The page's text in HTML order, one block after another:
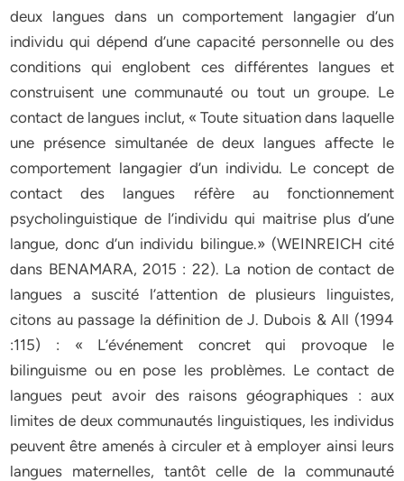
deux langues dans un comportement langagier d’un
individu qui dépend d’une capacité personnelle ou des
conditions qui englobent ces différentes langues et
construisent une communauté ou tout un groupe. Le
contact de langues inclut, « Toute situation dans laquelle
une présence simultanée de deux langues affecte le
comportement langagier d’un individu. Le concept de
contact des langues réfère au fonctionnement
psycholinguistique de l’individu qui maitrise plus d’une
langue, donc d’un individu bilingue.» (WEINREICH cité
dans BENAMARA, 2015 : 22). La notion de contact de
langues a suscité l’attention de plusieurs linguistes,
citons au passage la définition de J. Dubois & All (1994
:115) : « L’événement concret qui provoque le
bilinguisme ou en pose les problèmes. Le contact de
langues peut avoir des raisons géographiques : aux
limites de deux communautés linguistiques, les individus
peuvent être amenés à circuler et à employer ainsi leurs
langues maternelles, tantôt celle de la communauté